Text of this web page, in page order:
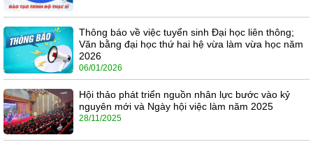
Thông báo về việc tuyển sinh Đại học liên thông;
Văn bằng đại học thứ hai hệ vừa làm vừa học năm
2026
06/01/2026
Hội thảo phát triển nguồn nhân lực bước vào kỷ
nguyên mới và Ngày hội việc làm năm 2025
28/11/2025